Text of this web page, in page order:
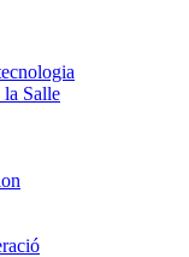
la Salle